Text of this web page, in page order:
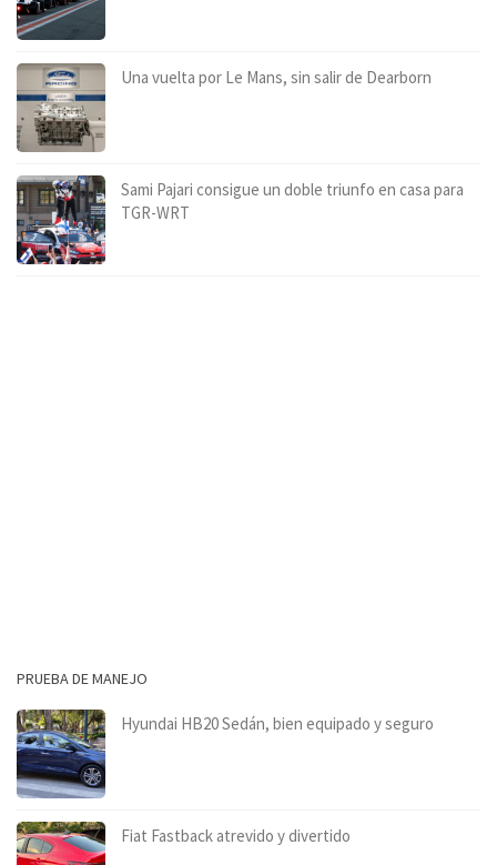
Una vuelta por Le Mans, sin salir de Dearborn
Sami Pajari consigue un doble triunfo en casa para
TGR-WRT
PRUEBA DE MANEJO
Hyundai HB20 Sedán, bien equipado y seguro
Fiat Fastback atrevido y divertido